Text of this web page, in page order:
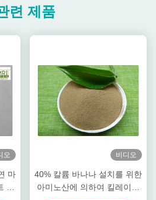
련 제품
오
마
파
비디오
40% 칼륨 바나나 설치를 위한
아미노산에 의하여 킬레이트